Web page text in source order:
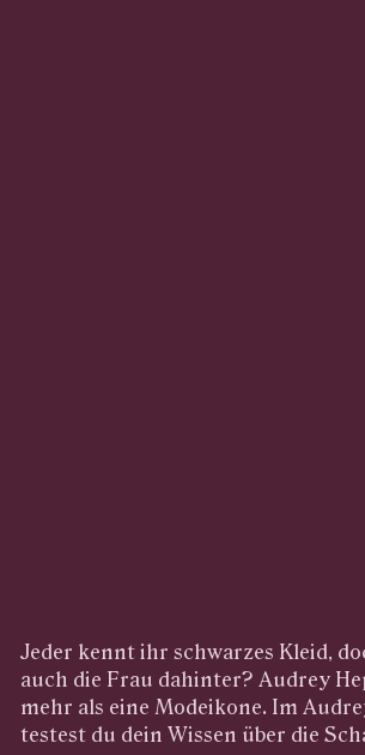
Jeder kennt ihr schwarzes Kleid,
auch die Frau dahinter? Audrey
mehr als eine Modeikone. Im
testest du dein Wissen über die